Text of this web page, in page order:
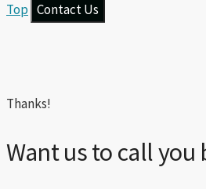
Top Contact Us
Thanks!
Want us to call you